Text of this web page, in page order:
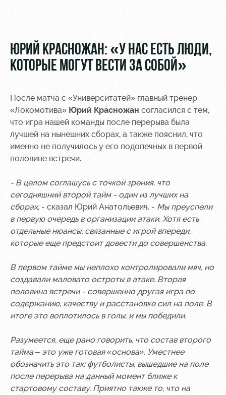
Арена
Организация
мероприятий
полей
Аренда
площадей
Ледовый
дворец
Занятия
Старт
Локо-Лето
Академия
Как
Руководство
Контакты
Академии
для
болельщиков
Банковская
карта
«Локомотив»
Программа
лояльности
Карта
болельщика
Информация
для
болельщиков
МГН
ЮРИЙ КРАСНОЖАН: «У НАС ЕСТЬ ЛЮДИ,
КОТОРЫЕ МОГУТ ВЕСТИ ЗА СОБОЙ»
После матча с «Университатей» главный тренер
«Локомотива» Юрий Красножан согласился с тем,
что игра нашей команды после перерыва была
лучшей на нынешних сборах, а также пояснил, что
именно не получилось у его подопечных в первой
половине встречи.
- В целом соглашусь с точкой зрения, что
сегодняшний второй тайм - один из лучших на
сборах, - сказал Юрий Анатольевич. - Мы преуспели
в первую очередь в организации атаки. Хотя есть
отдельные нюансы, связанные с игрой впереди,
которые еще предстоит довести до совершенства.
В первом тайме мы неплохо контролировали мяч, но
создавали маловато остроты в атаке. Вторая
половина встречи - совершенно другая игра по
содержанию, качеству и расстановке сил на поле. В
итоге это воплотилось в голы, и мы победили.
Разумеется, еще рано говорить, что состав второго
тайма – это уже готовая «основа». Уместнее
обозначить это так: футболисты, вышедшие на поле
после перерыва на данный момент ближе к
стартовому составу. Приятно также то, что на